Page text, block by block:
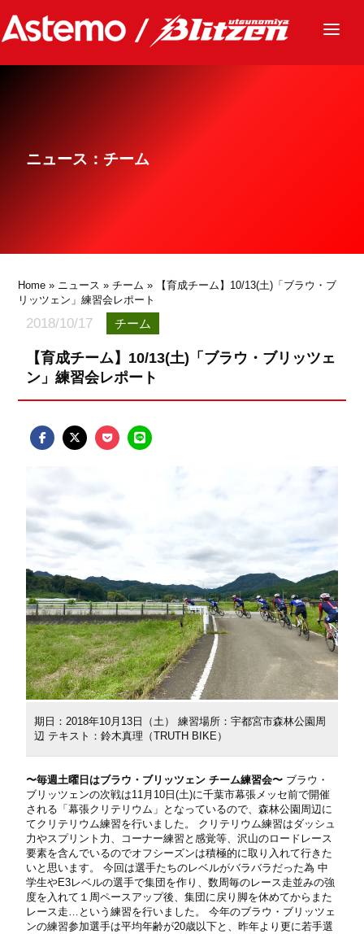
ニュース
グッズ
ニュース：チーム
Home » ニュース »チーム » 【育成チーム】10/13(土)「ブラウ・ブ
リッツェン」練習会レポート
2018/10/17 チーム
【育成チーム】10/13(土)「ブラウ・ブリッツェ
ン」練習会レポート
期日：2018年10月13日（土） 練習場所：宇都宮市森林公園周
辺 テキスト：鈴木真理（TRUTH BIKE）
〜毎週土曜日はブラウ・ブリッツェン チーム練習会〜 ブラウ・
ブリッツェンの次戦は11月10日(土)に千葉市幕張メッセ前で開催
される「幕張クリテリウム」となっているので、森林公園周辺に
てクリテリウム練習を行いました。 クリテリウム練習はダッシュ
力やスプリント力、コーナー練習と感覚等、沢山のロードレース
要素を含んでいるのでオフシーズンは積極的に取り入れて行きた
いと思います。 今回は選手たちのレベルがバラバラだった為 中
学生やE3レベルの選手で集団を作り、数周毎のレース走並みの強
度を入れて１周ペースアップ後、集団に戻り脚を休めてからまた
レース走…という練習を行いました。 今年のブラウ・ブリッツェ
ンの練習参加選手は平均年齢が20歳以下と、昨年より更に若手選